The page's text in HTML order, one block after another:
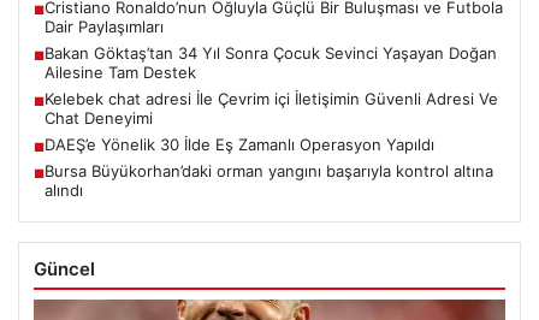
■Cristiano Ronaldo’nun Oğluyla Güçlü Bir Buluşması ve Futbola
Dair Paylaşımları
■Bakan Göktaş’tan 34 Yıl Sonra Çocuk Sevinci Yaşayan Doğan
Ailesine Tam Destek
■Kelebek chat adresi İle Çevrim içi İletişimin Güvenli Adresi Ve
Chat Deneyimi
■DAEŞ’e Yönelik 30 İlde Eş Zamanlı Operasyon Yapıldı
■Bursa Büyükorhan’daki orman yangını başarıyla kontrol altına
alındı
Güncel